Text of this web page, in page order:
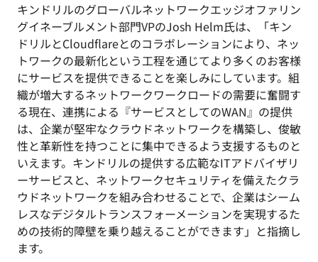
キンドリルのグローバルネットワークエッジオファリン
グイネーブルメント部門VPのJosh Helm氏は、「キン
ドリルとCloudflareとのコラボレーションにより、ネッ
トワークの最新化という工程を通じてより多くのお客様
にサービスを提供できることを楽しみにしています。組
織が増大するネットワークワークロードの需要に奮闘す
る現在、連携による『サービスとしてのWAN』の提供
は、企業が堅牢なクラウドネットワークを構築し、俊敏
性と革新性を持つことに集中できるよう支援するものと
いえます。キンドリルの提供する広範なITアドバイザリ
ーサービスと、ネットワークセキュリティを備えたクラ
ウドネットワークを組み合わせることで、企業はシーム
レスなデジタルトランスフォーメーションを実現するた
めの技術的障壁を乗り越えることができます」と指摘し
ます。